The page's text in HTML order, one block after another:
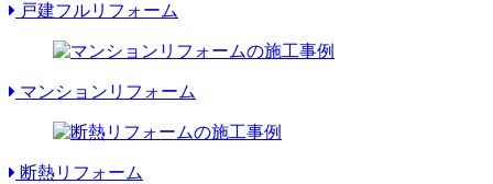
戸建フルリフォーム
マンションリフォーム
断熱リフォーム